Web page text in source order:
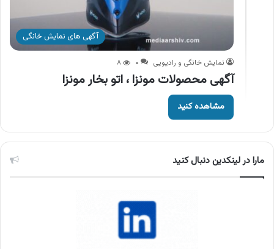
آگهی های نمایش خانگی
نمایش خانگی و رادیویی ۰ ۸
آگهی محصولات مونزا ، اتو بخار مونزا
مشاهده کنید
مارا در لینکدین دنبال کنید